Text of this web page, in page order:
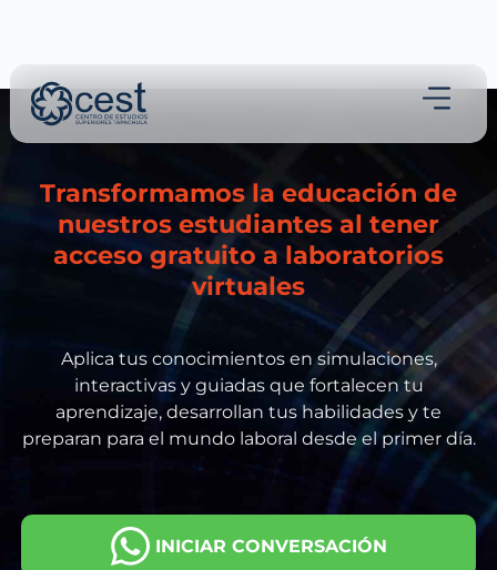
Transformamos la educación de
nuestros estudiantes al tener
acceso gratuito a laboratorios
virtuales
Aplica tus conocimientos en simulaciones,
interactivas y guiadas que fortalecen tu
aprendizaje, desarrollan tus habilidades y te
preparan para el mundo laboral desde el primer día.
INICIAR CONVERSACIÓN